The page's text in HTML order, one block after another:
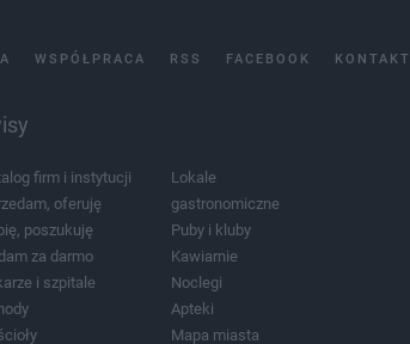
WSPÓŁPRACA RSS FACEBOOK KONTAKT
firm i instytucji
oferuję
poszukuję
za darmo
i szpitale
Lokale
gastronomiczne
Puby i kluby
Kawiarnie
Noclegi
Apteki
Mapa miasta